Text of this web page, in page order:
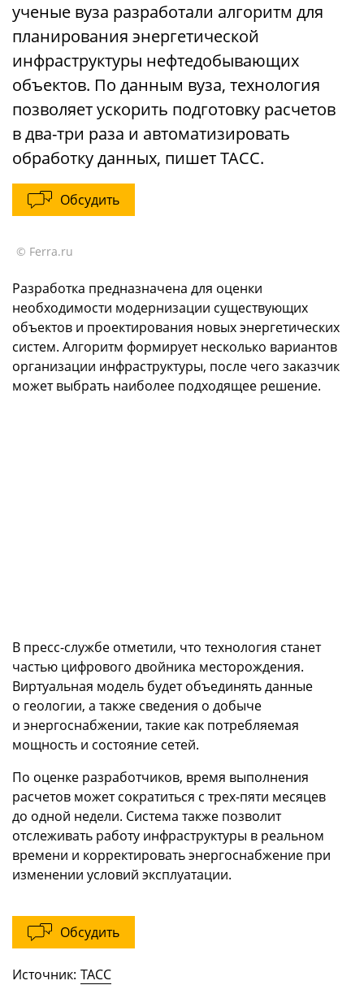
ученые вуза разработали алгоритм для
планирования энергетической
инфраструктуры нефтедобывающих
объектов. По данным вуза, технология
позволяет ускорить подготовку расчетов
в два-три раза и автоматизировать
обработку данных, пишет ТАСС.
Обсудить
© Ferra.ru
Разработка предназначена для оценки
необходимости модернизации существующих
объектов и проектирования новых энергетических
систем. Алгоритм формирует несколько вариантов
организации инфраструктуры, после чего заказчик
может выбрать наиболее подходящее решение.
В пресс-службе отметили, что технология станет
частью цифрового двойника месторождения.
Виртуальная модель будет объединять данные
о геологии, а также сведения о добыче
и энергоснабжении, такие как потребляемая
мощность и состояние сетей.
По оценке разработчиков, время выполнения
расчетов может сократиться с трех-пяти месяцев
до одной недели. Система также позволит
отслеживать работу инфраструктуры в реальном
времени и корректировать энергоснабжение при
изменении условий эксплуатации.
Обсудить
Источник: ТАСС